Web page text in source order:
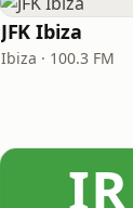
JFK Ibiza
Ibiza · 100.3 FM
IR